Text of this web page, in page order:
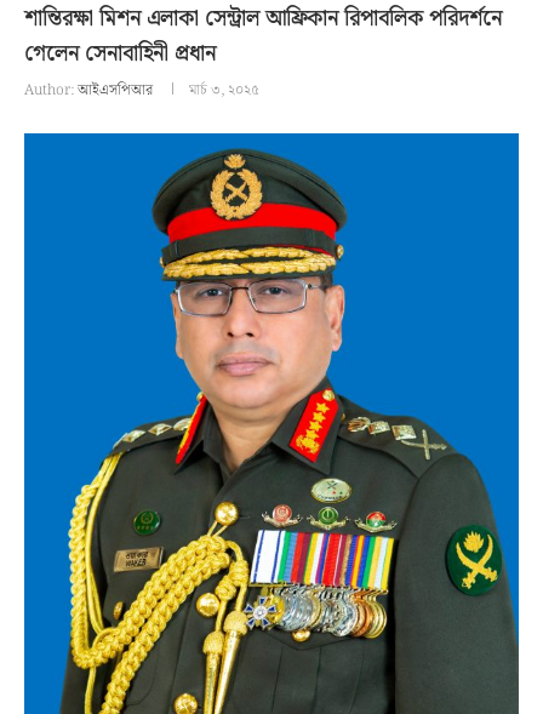
শান্তিরক্ষা মিশন এলাকা সেন্ট্রাল আফ্রিকান রিপাবলিক পরিদর্শনে
গেলেন সেনাবাহিনী প্রধান
Author:আইএসপিআর মার্চ ৩, ২০২৫